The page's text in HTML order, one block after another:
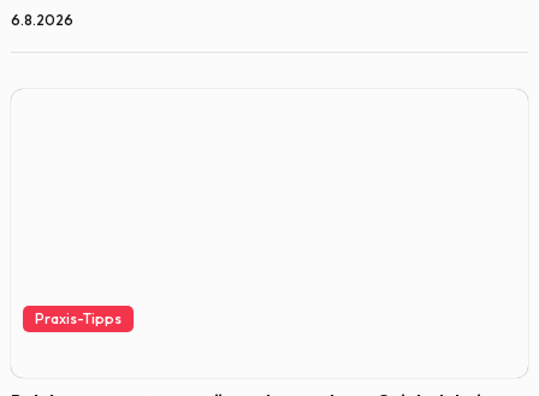
6.8.2026
Praxis-Tipps